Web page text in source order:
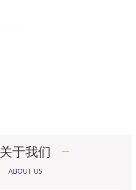
关于我们
ABOUT US